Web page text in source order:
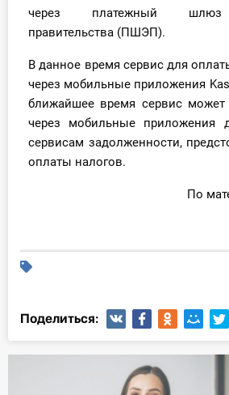
через платежный шлюз
правительства (ПШЭП).
В данное время сервис для
через мобильные приложения
ближайшее время сервис может
через мобильные приложения
сервисам задолженности,
оплаты налогов.
По
Поделиться: